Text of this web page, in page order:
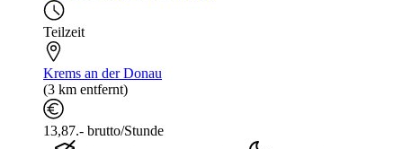
Teilzeit
Krems an der Donau
(3 km entfernt)
13,87.- brutto/Stunde